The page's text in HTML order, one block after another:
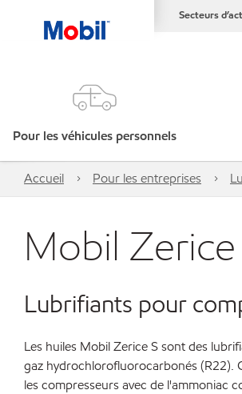
Secteurs
Pour les véhicules personnels
Accueil Pour les entreprises
Mobil Zerice
Lubrifiants pour
Les huiles Mobil Zerice S sont des
gaz hydrochlorofluorocarbonés (R22).
les compresseurs avec de l'ammoniac